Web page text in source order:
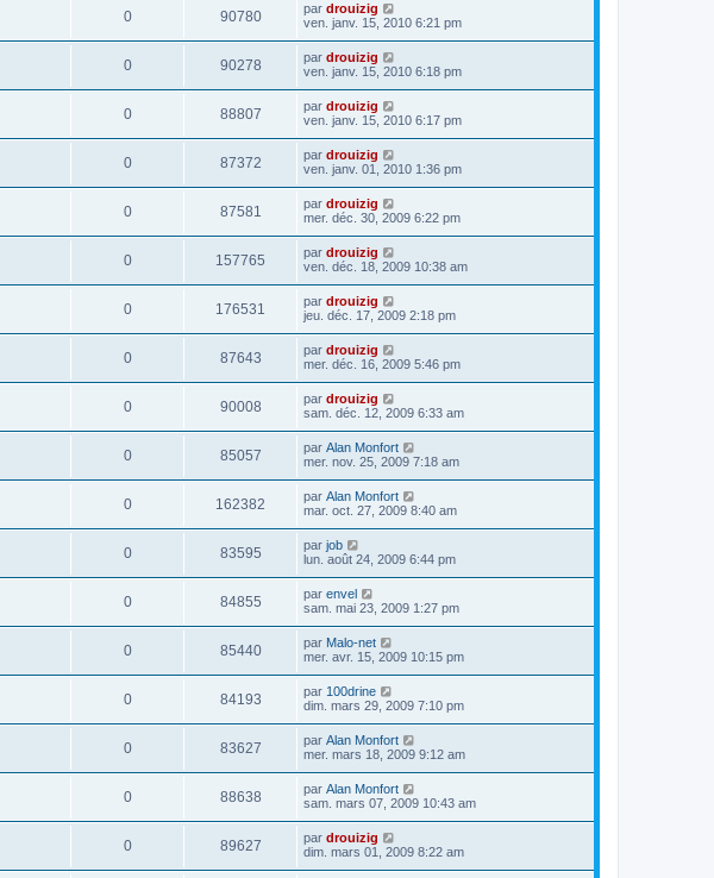
0 90780 par drouizig
ven. janv. 15, 2010 6:21 pm
0 90278 par drouizig
ven. janv. 15, 2010 6:18 pm
0 88807 par drouizig
ven. janv. 15, 2010 6:17 pm
0 87372 par drouizig
ven. janv. 01, 2010 1:36 pm
0 87581 par drouizig
mer. déc. 30, 2009 6:22 pm
0 157765 par drouizig
ven. déc. 18, 2009 10:38 am
0 176531 par drouizig
jeu. déc. 17, 2009 2:18 pm
0 87643 par drouizig
mer. déc. 16, 2009 5:46 pm
0 90008 par drouizig
sam. déc. 12, 2009 6:33 am
0 85057 par Alan Monfort
mer. nov. 25, 2009 7:18 am
0 162382 par Alan Monfort
mar. oct. 27, 2009 8:40 am
0 83595 par job
lun. août 24, 2009 6:44 pm
0 84855 par envel
sam. mai 23, 2009 1:27 pm
0 85440 par Malo-net
mer. avr. 15, 2009 10:15 pm
0 84193 par 100drine
dim. mars 29, 2009 7:10 pm
0 83627 par Alan Monfort
mer. mars 18, 2009 9:12 am
0 88638 par Alan Monfort
sam. mars 07, 2009 10:43 am
0 89627 par drouizig
dim. mars 01, 2009 8:22 am